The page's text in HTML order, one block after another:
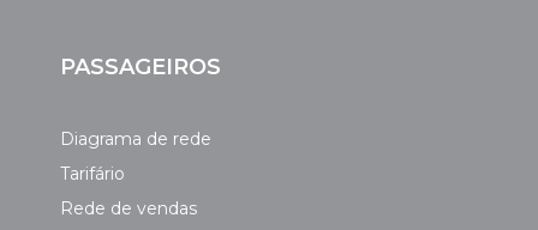
PASSAGEIROS
Diagrama de rede
Tarifário
Rede de vendas